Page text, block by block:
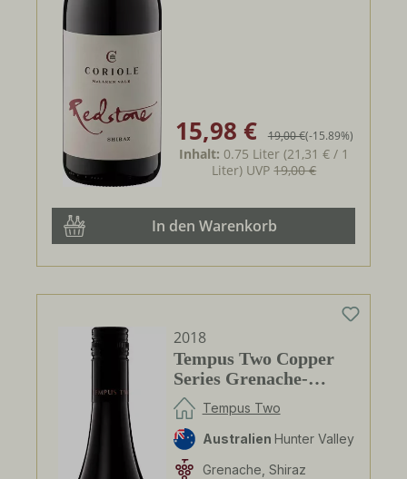
Verkaufspreis:
15,98 € Regulärer Preis:
19,00 €(-15.89%)
Inhalt: 0.75 Liter(21,31 € / 1
Liter) UVP19,00 €
In den Warenkorb
2018
Tempus Two Copper
Series Grenache-
Shiraz-Mourvèdre
Tempus Two
Australien Hunter Valley
Grenache, Shiraz